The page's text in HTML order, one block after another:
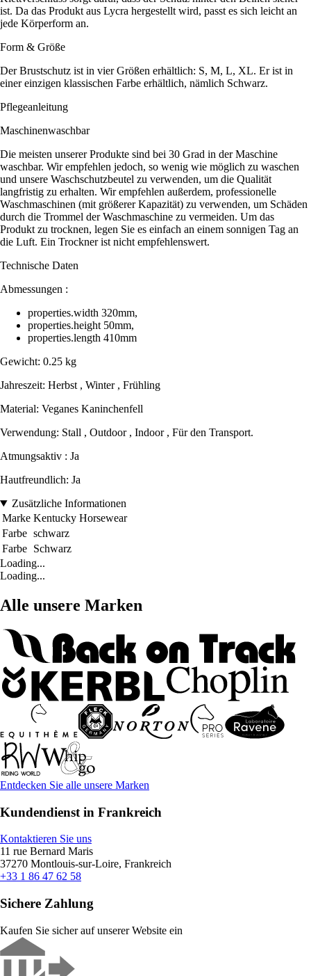
ist. Da das Produkt aus Lycra hergestellt wird, passt es sich leicht an
jede Körperform an.
Form & Größe
Der Brustschutz ist in vier Größen erhältlich: S, M, L, XL. Er ist in
einer einzigen klassischen Farbe erhältlich, nämlich Schwarz.
Pflegeanleitung
Maschinenwaschbar
Die meisten unserer Produkte sind bei 30 Grad in der Maschine
waschbar. Wir empfehlen jedoch, so wenig wie möglich zu waschen
und unsere Waschschutzbeutel zu verwenden, um die Qualität
langfristig zu erhalten. Wir empfehlen außerdem, professionelle
Waschmaschinen (mit größerer Kapazität) zu verwenden, um Schäden
durch die Trommel der Waschmaschine zu vermeiden. Um das
Produkt zu trocknen, legen Sie es einfach an einem sonnigen Tag an
die Luft. Ein Trockner ist nicht empfehlenswert.
Technische Daten
Abmessungen :
properties.width 320mm,
properties.height 50mm,
properties.length 410mm
Gewicht: 0.25 kg
Jahreszeit: Herbst , Winter , Frühling
Material: Veganes Kaninchenfell
Verwendung: Stall , Outdoor , Indoor , Für den Transport.
Atmungsaktiv : Ja
Hautfreundlich: Ja
Zusätzliche Informationen
Marke Kentucky Horsewear
Farbe schwarz
Farbe Schwarz
Loading...
Loading...
Alle unsere Marken
Entdecken Sie alle unsere Marken
Kundendienst in Frankreich
Kontaktieren Sie uns
11 rue Bernard Maris
37270 Montlouis-sur-Loire, Frankreich
+33 1 86 47 62 58
Sichere Zahlung
Kaufen Sie sicher auf unserer Website ein